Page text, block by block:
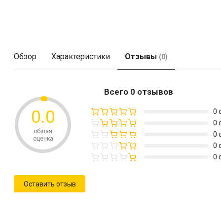
Обзор Характеристики Отзывы (0)
0.0
общая
оценка
Всего 0 отзывов
0
0
0
0
0
Оставить отзыв